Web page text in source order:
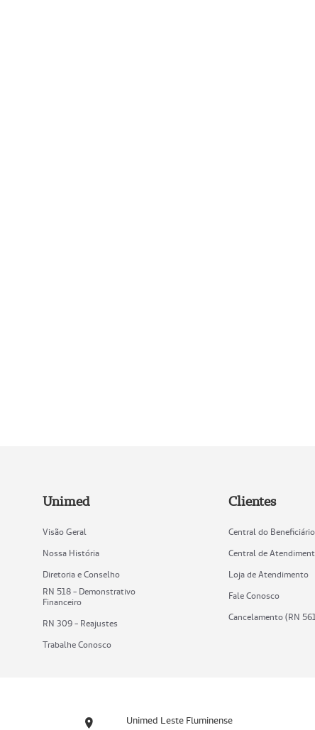
Unimed
Visão Geral
Nossa História
Diretoria e Conselho
RN 518 - Demonstrativo
Financeiro
RN 309 - Reajustes
Trabalhe Conosco
Clientes
Central do Beneficiário
Central de
Loja de Atendimento
Fale Conosco
Cancelamento (RN
Unimed Leste Fluminense